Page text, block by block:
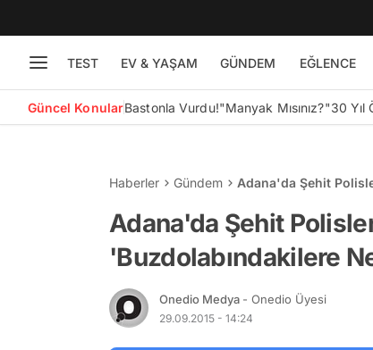
TEST EV & YAŞAM GÜNDEM EĞLENCE
Güncel KonularBastonla Vurdu!"Manyak Mısınız?"30 Yıl
Haberler Gündem Adana'da Şehit
Adana'da Şehit
'Buzdolabındakilere
Onedio Medya - Onedio Üyesi
29.09.2015 - 14:24